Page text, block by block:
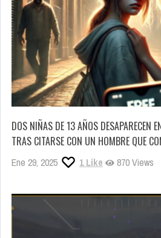
DOS NIÑAS DE 13 AÑOS DESAPARECEN
TRAS CITARSE CON UN HOMBRE QUE
Ene 29, 2025 1 Like 870 Views